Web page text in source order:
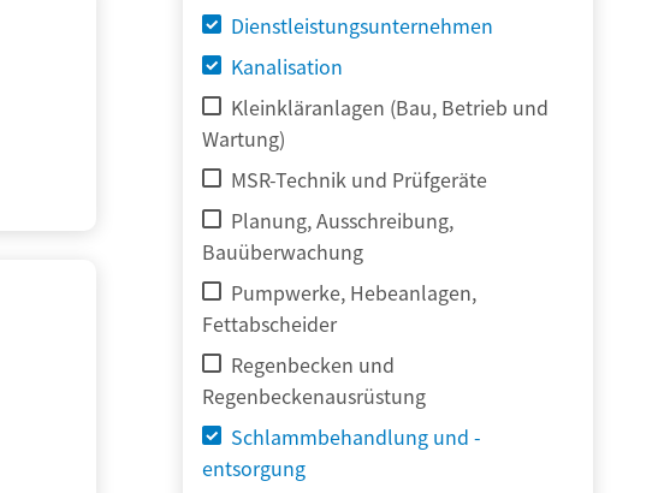
Dienstleistungsunternehmen
Kanalisation
Kleinkläranlagen (Bau, Betrieb und
Wartung)
MSR-Technik und Prüfgeräte
Planung, Ausschreibung,
Bauüberwachung
Pumpwerke, Hebeanlagen,
Fettabscheider
Regenbecken und
Regenbeckenausrüstung
Schlammbehandlung und -
entsorgung